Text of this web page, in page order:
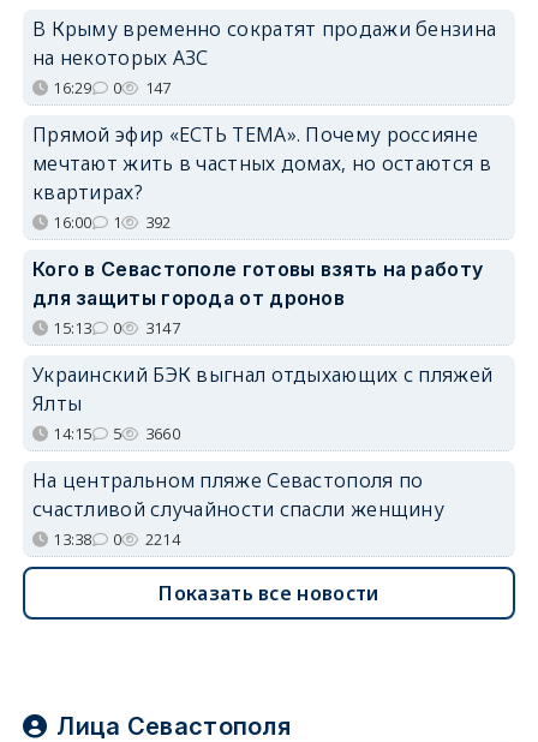
В Крыму временно сократят продажи бензина
на некоторых АЗС
16:29 0 147
Прямой эфир «ЕСТЬ ТЕМА». Почему россияне
мечтают жить в частных домах, но остаются в
квартирах?
16:00 1 392
Кого в Севастополе готовы взять на работу
для защиты города от дронов
15:13 0 3147
Украинский БЭК выгнал отдыхающих с пляжей
Ялты
14:15 5 3660
На центральном пляже Севастополя по
счастливой случайности спасли женщину
13:38 0 2214
Показать все новости
Лица Севастополя